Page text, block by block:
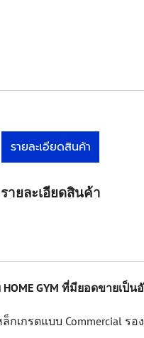
รายละเอียดสินค้า
รายละเอียดสินค้า
HOME GYM ที่มียอดขายเป็
กเกรดแบบ Commercial